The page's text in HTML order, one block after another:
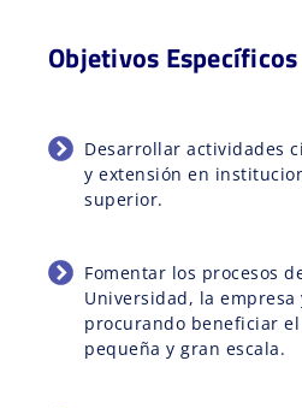
Objetivos Específicos
Desarrollar actividades
y extensión en
superior.
Fomentar los procesos
Universidad, la empresa
procurando beneficiar
pequeña y gran escala.